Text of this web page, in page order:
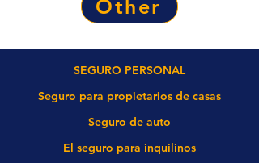
Other
SEGURO PERSONAL
Seguro para propietarios de casas
Seguro de auto
El seguro para inquilinos